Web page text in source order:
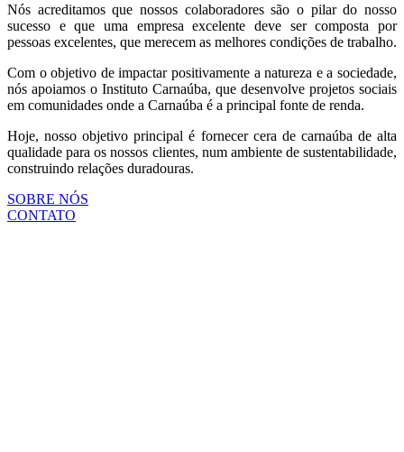
Nós acreditamos que nossos colaboradores são o pilar do nosso
sucesso e que uma empresa excelente deve ser composta por
pessoas excelentes, que merecem as melhores condições de trabalho.
Com o objetivo de impactar positivamente a natureza e a sociedade,
nós apoiamos o Instituto Carnaúba, que desenvolve projetos sociais
em comunidades onde a Carnaúba é a principal fonte de renda.
Hoje, nosso objetivo principal é fornecer cera de carnaúba de alta
qualidade para os nossos clientes, num ambiente de sustentabilidade,
construindo relações duradouras.
SOBRE NÓS
CONTATO